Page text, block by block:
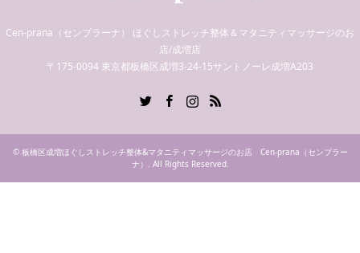
Cen-prana（センプラーナ） ほぐしストレッチ整体＆マタニティマッサージのお
店/成増店
〒175-0094 東京都板橋区成増3-24-15サントノーレ成増A203
RSS
© 板橋区成増ほぐしストレッチ整体&マタニティマッサージのお店 Cen-prana（センプラー
ナ） . All Rights Reserved.